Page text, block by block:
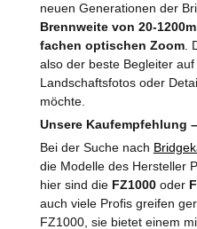
neuen Generationen der
Brennweite von 20-
fachen optischen Zoom.
also der beste Begleiter
Landschaftsfotos oder
möchte.
Unsere Kaufempfehlung
Bei der Suche nach
die Modelle des Hersteller
hier sind die FZ1000oder
auch viele Profis greifen
FZ1000, sie bietet einem